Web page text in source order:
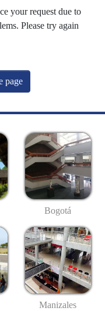
your request due to
Please try again
page
Bogotá
Manizales